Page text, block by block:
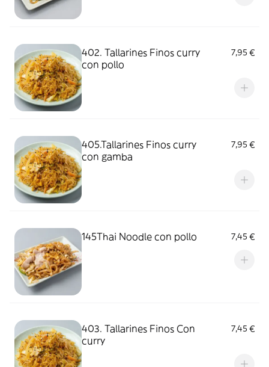
402. Tallarines Finos curry
con pollo
7,95 €
405.Tallarines Finos curry
con gamba
7,95 €
145Thai Noodle con pollo 7,45 €
403. Tallarines Finos Con
curry
7,45 €